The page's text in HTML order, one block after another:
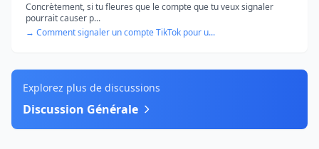
Concrètement, si tu fleures que le compte que tu veux signaler
pourrait causer p...
→ Comment signaler un compte TikTok pour u...
Explorez plus de discussions
Discussion Générale